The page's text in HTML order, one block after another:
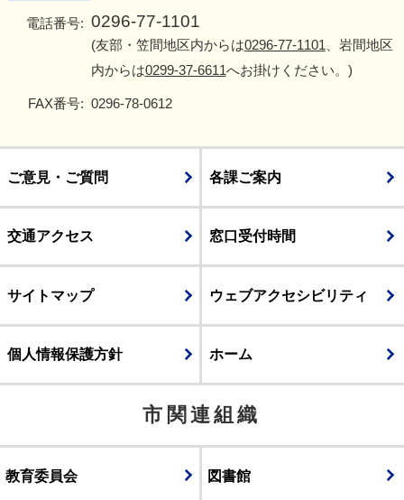
電話番号: 0296-77-1101
(友部・笠間地区内からは0296-77-1101 、岩間地区
内からは0299-37-6611へお掛けください。)
FAX番号: 0296-78-0612
ご意見・ご質問 各課ご案内
交通アクセス 窓口受付時間
サイトマップ ウェブアクセシビリティ
個人情報保護方針 ホーム
市関連組織
教育委員会 図書館